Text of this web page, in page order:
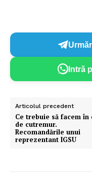
Intră
Articolul precedent
Ce trebuie să facem în
de cutremur.
Recomandările unui
reprezentant IGSU